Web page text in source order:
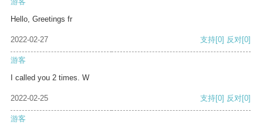
Hello, Greetings fr
2022-02-27 支持[0] 反对[0]
游客
I called you 2 times. W
2022-02-25 支持[0] 反对[0]
游客